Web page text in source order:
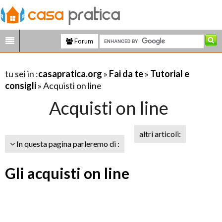
Forum
tu sei in :casapratica.org » Fai da te» Tutorial e
consigli» Acquisti on line
Acquisti on line
In questa pagina parleremo di :
altri articoli:
Gli acquisti on line